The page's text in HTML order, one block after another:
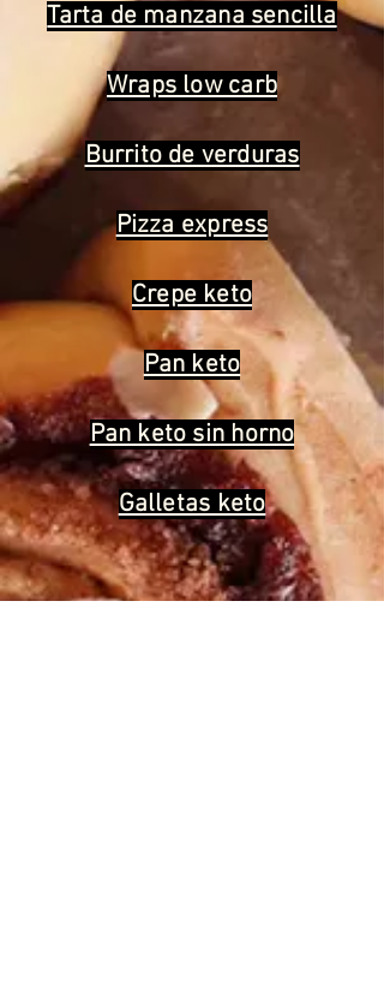
Tarta de manzana sencilla
Wraps low carb
Burrito de verduras
Pizza express
Crepe keto
Pan keto
Pan keto sin horno
Galletas keto